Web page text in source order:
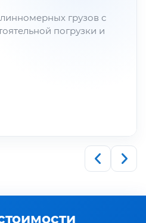
средней
строительных и